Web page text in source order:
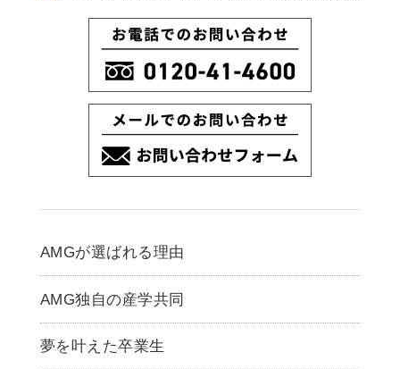
AMGが選ばれる理由
AMG独自の産学共同
夢を叶えた卒業生